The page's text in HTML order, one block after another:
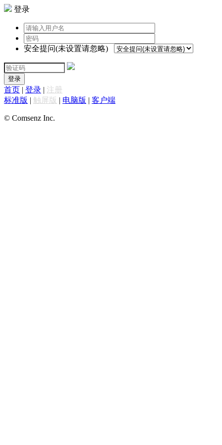
登录
安全提问(未设置请忽略)
登录
首页 | 登录 | 注册
标准版 | 触屏版 | 电脑版 | 客户端
© Comsenz Inc.